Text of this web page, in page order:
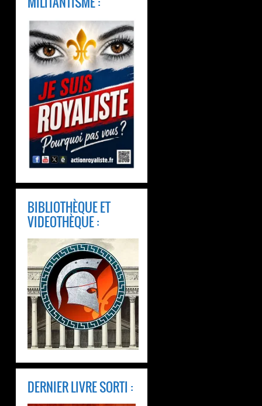
BIBLIOTHÈQUE ET
VIDEOTHÈQUE :
DERNIER LIVRE SORTI :